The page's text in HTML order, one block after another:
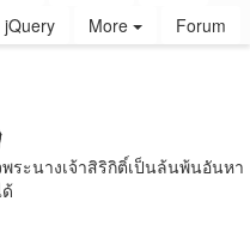
jQuery More Forum
ะนางเจ้าสิริกิติ์เป็นล้นพ้นอันหา